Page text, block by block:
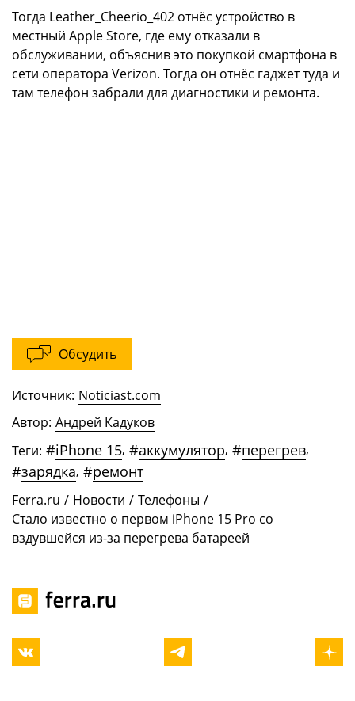
Тогда Leather_Cheerio_402 отнёс устройство в
местный Apple Store, где ему отказали в
обслуживании, объяснив это покупкой смартфона в
сети оператора Verizon. Тогда он отнёс гаджет туда и
там телефон забрали для диагностики и ремонта.
Обсудить
Источник: Noticiast.com
Автор: Андрей Кадуков
Теги: #iPhone 15, #аккумулятор, #перегрев,
#зарядка, #ремонт
Ferra.ru / Новости / Телефоны /
Стало известно о первом iPhone 15 Pro со
вздувшейся из-за перегрева батареей